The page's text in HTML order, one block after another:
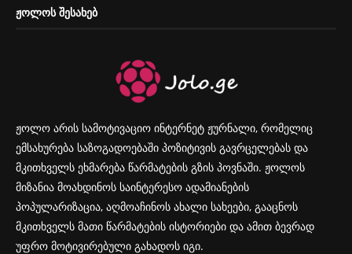
ᲟᲝᲚᲝᲡ ᲨᲔᲡᲐᲮᲔᲑ
ჟოლო არის სამოტივაციო ინტერნეტ ჟურნალი, რომელიც
ემსახურება საზოგადოებაში პოზიტივის გავრცელებას და
მკითხველს ეხმარება წარმატების გზის პოვნაში. ჟოლოს
მიზანია მოახდინოს საინტერესო ადამიანების
პოპულარიზაცია, აღმოაჩინოს ახალი სახეები, გააცნოს
მკითხველს მათი წარმატების ისტორიები და ამით ბევრად
უფრო მოტივირებული გახადოს იგი.